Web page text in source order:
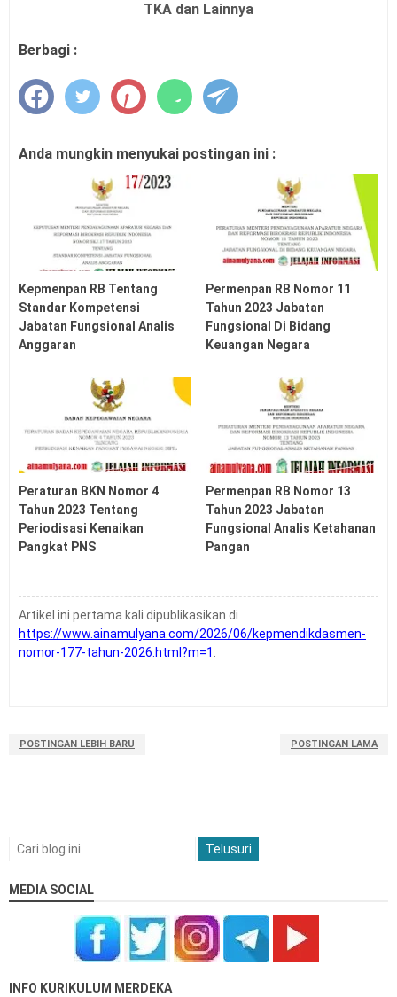
TKA dan Lainnya
Berbagi :
Anda mungkin menyukai postingan ini :
Kepmenpan RB Tentang
Standar Kompetensi
Jabatan Fungsional Analis
Anggaran
Permenpan RB Nomor 11
Tahun 2023 Jabatan
Fungsional Di Bidang
Keuangan Negara
Peraturan BKN Nomor 4
Tahun 2023 Tentang
Periodisasi Kenaikan
Pangkat PNS
Permenpan RB Nomor 13
Tahun 2023 Jabatan
Fungsional Analis Ketahanan
Pangan
Artikel ini pertama kali dipublikasikan di
https://www.ainamulyana.com/2026/06/kepmendikdasmen-
nomor-177-tahun-2026.html?m=1 .
POSTINGAN LEBIH BARU POSTINGAN LAMA
MEDIA SOCIAL
INFO KURIKULUM MERDEKA